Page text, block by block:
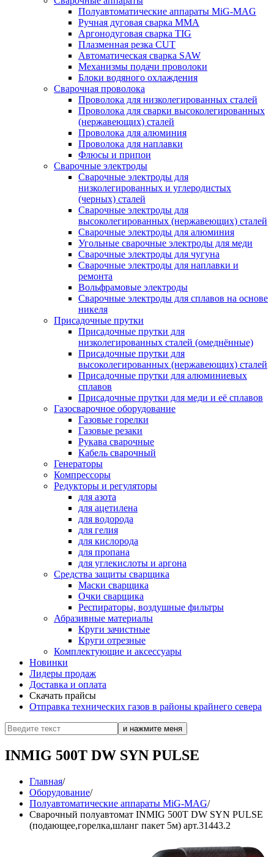
Полуавтоматические аппараты MiG-MAG
Ручная дуговая сварка MMA
Аргонодуговая сварка TIG
Плазменная резка CUT
Автоматическая сварка SAW
Механизмы подачи проволоки
Блоки водяного охлаждения
Сварочная проволока
Проволока для низколегированных сталей
Проволока для сварки высоколегированных
(нержавеющих) сталей
Проволока для алюминия
Проволока для наплавки
Флюсы и припои
Сварочные электроды
Сварочные электроды для
низколегированных и углеродистых
(черных) сталей
Сварочные электроды для
высоколегированных (нержавеющих) сталей
Сварочные электроды для алюминия
Угольные сварочные электроды для меди
Сварочные электроды для чугуна
Сварочные электроды для наплавки и
ремонта
Вольфрамовые электроды
Сварочные электроды для сплавов на основе
никеля
Присадочные прутки
Присадочные прутки для
низколегированных сталей (омеднённые)
Присадочные прутки для
высоколегированных (нержавеющих) сталей
Присадочные прутки для алюминиевых
сплавов
Присадочные прутки для меди и её сплавов
Газосварочное оборудование
Газовые горелки
Газовые резаки
Рукава сварочные
Кабель сварочный
Генераторы
Компрессоры
Редукторы и регуляторы
для азота
для ацетилена
для водорода
для гелия
для кислорода
для пропана
для углекислоты и аргона
Средства защиты сварщика
Маски сварщика
Очки сварщика
Респираторы, воздушные фильтры
Абразивные материалы
Круги зачистные
Круги отрезные
Комплектующие и аксессуары
Новинки
Лидеры продаж
Доставка и оплата
Скачать прайсы
Отправка технических газов в районы крайнего севера
INMIG 500T DW SYN PULSE
Главная/
Оборудование/
Полуавтоматические аппараты MiG-MAG/
Сварочный полуавтомат INMIG 500T DW SYN PULSE
(подающее,горелка,шланг пакет 5м) арт.31443.2